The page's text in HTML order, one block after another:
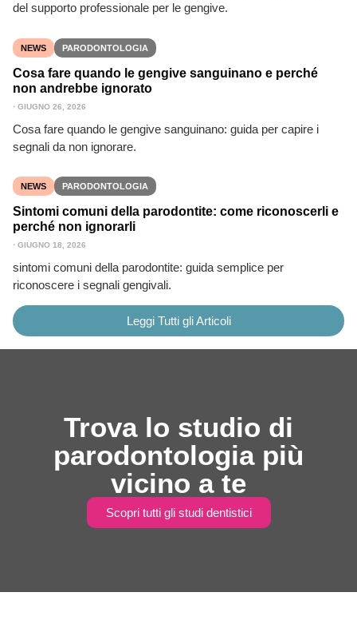
del supporto professionale per le gengive.
NEWS PARODONTOLOGIA
Cosa fare quando le gengive sanguinano e perché
non andrebbe ignorato
⋅ GIUGNO 26, 2026
Cosa fare quando le gengive sanguinano: guida per capire i
segnali da non ignorare.
NEWS PARODONTOLOGIA
Sintomi comuni della parodontite: come riconoscerli e
perché non ignorarli
⋅ GIUGNO 18, 2026
sintomi comuni della parodontite: guida semplice per
riconoscere i segnali gengivali.
Leggi Tutti gli Articoli
Trova lo studio di
parodontologia più
vicino a te
Scopri tutti gli studi dentistici